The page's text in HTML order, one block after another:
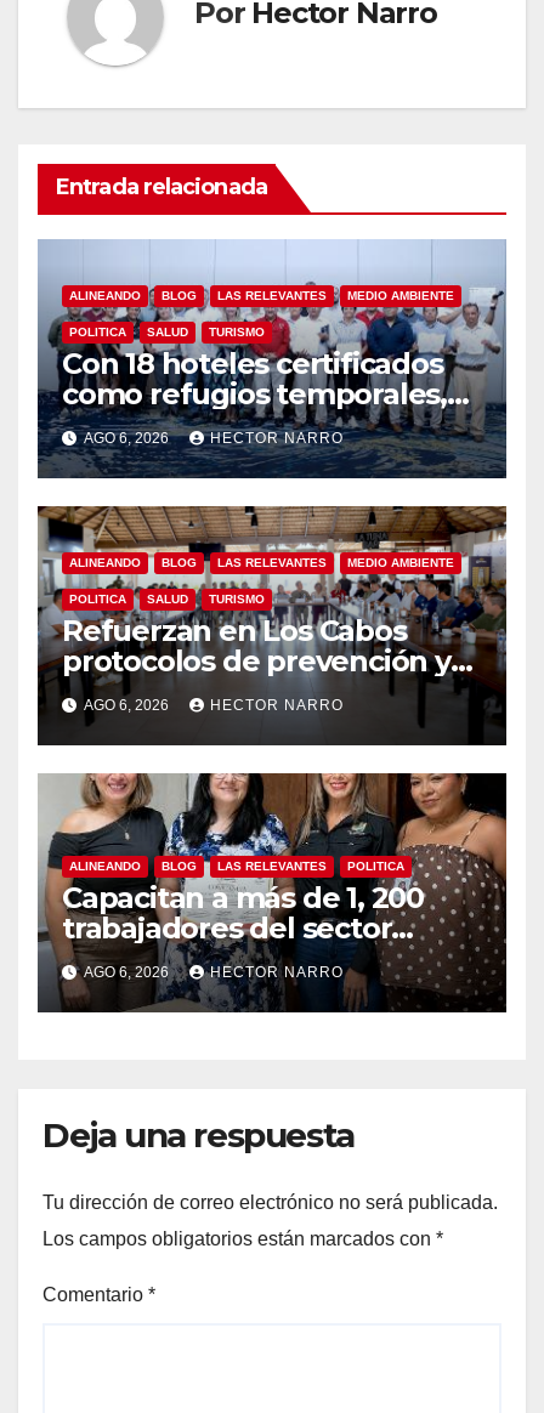
Por Hector Narro
Entrada relacionada
ALINEANDO BLOG LAS RELEVANTES MEDIO AMBIENTE
POLITICA SALUD TURISMO
Con 18 hoteles certificados
como refugios temporales,
Gobierno de Los Cabos
refuerza la prevención y
garantiza un destino seguro
AGO 6, 2026 HECTOR NARRO
ALINEANDO BLOG LAS RELEVANTES MEDIO AMBIENTE
POLITICA SALUD TURISMO
Refuerzan en Los Cabos
protocolos de prevención y
rescate en playas ante oleaje
y temporada de ciclones
AGO 6, 2026 HECTOR NARRO
ALINEANDO BLOG LAS RELEVANTES POLITICA
Capacitan a más de 1, 200
trabajadores del sector
hotelero en derechos
humanos y respeto laboral
en Los Cabos
AGO 6, 2026 HECTOR NARRO
Deja una respuesta
Tu dirección de correo electrónico no será publicada.
Los campos obligatorios están marcados con *
Comentario *